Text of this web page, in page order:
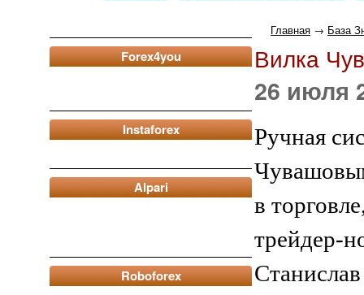
Forex4you
Instaforex
Alpari
Roboforex
Главная → База
Вилка
26 июля
Ручная
в
трейдер-